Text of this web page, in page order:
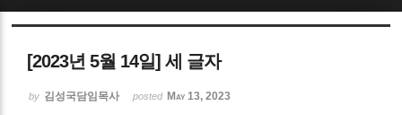
[2023년 5월 14일] 세 글자
by 김성국담임목사 posted May 13, 2023
Sketchbook5, 스케치북5